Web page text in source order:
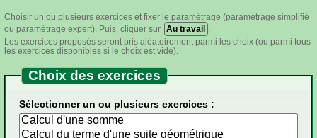
Choisir un ou plusieurs exercices et fixer le paramétrage (paramétrage simplifié
ou paramétrage expert). Puis, cliquer sur Au travail
Les exercices proposés seront pris aléatoirement parmi les choix (ou parmi tous
les exercices disponibles si le choix est vide).
Choix des exercices
Sélectionner un ou plusieurs exercices :